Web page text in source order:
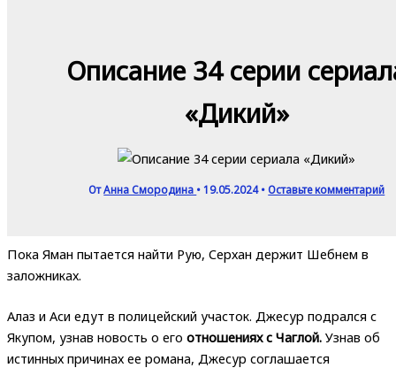
Описание 34 серии
«Дикий»
ОтАнна Смородина •19.05.2024• Оставьте комментарий
Пока Яман пытается найти Рую, Серхан держит Шебнем в
заложниках.
Алаз и Аси едут в полицейский участок. Джесур подрался с
Якупом, узнав новость о его отношениях с Чаглой. Узнав об
истинных причинах ее романа, Джесур соглашается